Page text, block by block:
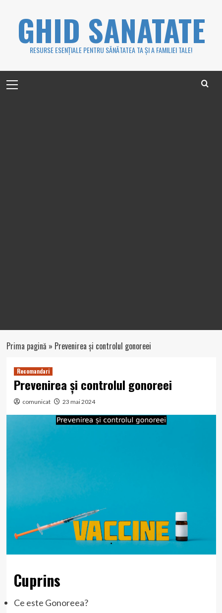
GHID SANATATE
RESURSE ESENȚIALE PENTRU SĂNĂTATEA TA ȘI A FAMILIEI TALE!
Menu
Prima pagină » Prevenirea și controlul gonoreei
Recomandari
Prevenirea și controlul gonoreei
comunicat 23 mai 2024
Cuprins
Ce este Gonoreea?